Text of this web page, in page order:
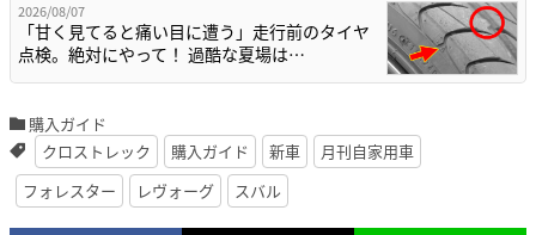
2026/08/07
「甘く見てると痛い目に遭う」走行前のタイヤ
点検。絶対にやって！ 過酷な夏場は…
購入ガイド
クロストレック
購入ガイド 新車
月刊自家用車
フォレスター
レヴォーグ スバル